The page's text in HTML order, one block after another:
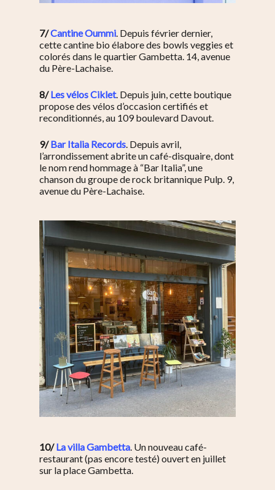
7/Cantine Oummi. Depuis février dernier,
cette cantine bio élabore des bowls veggies et
colorés dans le quartier Gambetta. 14, avenue
du Père-Lachaise.
8/Les vélos Ciklet. Depuis juin, cette boutique
propose des vélos d’occasion certifiés et
reconditionnés, au 109 boulevard Davout.
9/Bar Italia Records. Depuis avril,
l’arrondissement abrite un café-disquaire, dont
le nom rend hommage à “Bar Italia”, une
chanson du groupe de rock britannique Pulp. 9,
avenue du Père-Lachaise.
10/La villa Gambetta. Un nouveau café-
restaurant (pas encore testé) ouvert en juillet
sur la place Gambetta.